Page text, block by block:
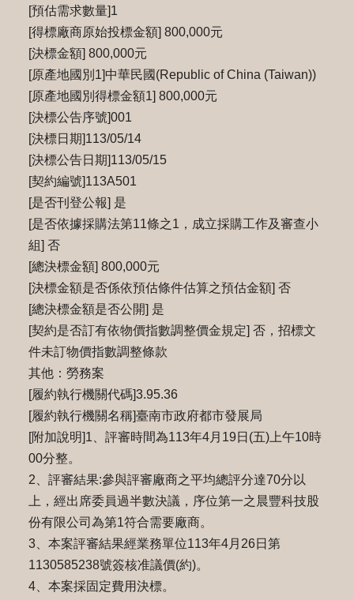
[預估需求數量]1
[得標廠商原始投標金額] 800,000元
[決標金額] 800,000元
[原產地國別1]中華民國(Republic of China (Taiwan))
[原產地國別得標金額1] 800,000元
[決標公告序號]001
[決標日期]113/05/14
[決標公告日期]113/05/15
[契約編號]113A501
[是否刊登公報] 是
[是否依據採購法第11條之1，成立採購工作及審查小
組] 否
[總決標金額] 800,000元
[決標金額是否係依預估條件估算之預估金額] 否
[總決標金額是否公開] 是
[契約是否訂有依物價指數調整價金規定] 否，招標文
件未訂物價指數調整條款
其他：勞務案
[履約執行機關代碼]3.95.36
[履約執行機關名稱]臺南市政府都市發展局
[附加說明]1、評審時間為113年4月19日(五)上午10時
00分整。
2、評審結果:參與評審廠商之平均總評分達70分以
上，經出席委員過半數決議，序位第一之晨豐科技股
份有限公司為第1符合需要廠商。
3、本案評審結果經業務單位113年4月26日第
1130585238號簽核准議價(約)。
4、本案採固定費用決標。